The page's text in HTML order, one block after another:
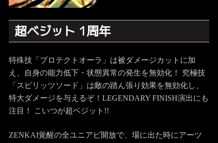
超ベジット 1周年
特殊技「プロテクトオーラ」は被ダメージカットに加
え、自身の能力低下・状態異常の発生を無効化！ 究極技
「スピリッツソード」は敵の踏ん張り効果を無効化し、
特大ダメージを与えるぞ！LEGENDARY FINISH演出にも
注目！ こいつが超ベジット !!
ZENKAI覚醒の全ユニアビ開放で、場に出た時にアーツ